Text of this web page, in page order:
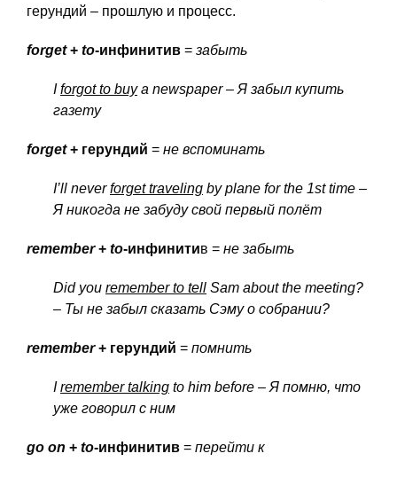
герундий – прошлую и процесс.
forget+ to-инфинитив = забыть
Iforgot to buya newspaper – Я забыл купить
газету
forget+ герундий = не вспоминать
I’ll neverforget traveling by plane for the 1st time –
Я никогда не забудусвой первый полёт
remember+ to-инфинитив = не забыть
Did you remember to tell Sam about the meeting?
– Ты не забыл сказать Сэмуо собрании?
remember+ герундий = помнить
Iremember talking to him before – Я помню, что
уже говорил с ним
go on + to-инфинитив = перейти к